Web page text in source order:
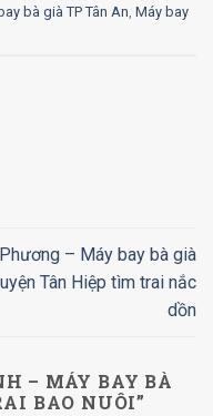
bà già TP Tân An, Máy bay
– Máy bay bà già
Tân Hiệp tìm trai nắc
dồn
– MÁY BAY BÀ
BAO NUÔI”